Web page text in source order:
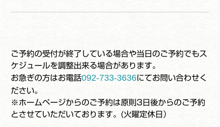
ご予約の受付が終了している場合や当日のご予約でもス
ケジュールを調整出来る場合があります。
お急ぎの方はお電話092-733-3636にてお問い合わせく
ださい。
※ホームページからのご予約は原則3日後からのご予約
とさせていただいております。(火曜定休日）